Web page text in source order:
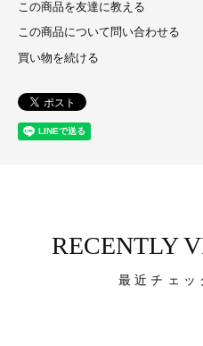
この商品を友達に教える
この商品について問い合わせる
買い物を続ける
RECENTLY
最近チェッ